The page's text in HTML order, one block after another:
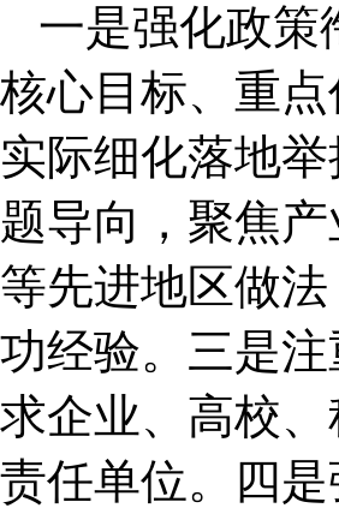
一是强化政策
核心目标、重
实际细化落地
题导向，聚焦
等先进地区做
功经验。三是
求企业、高校
责任单位。四